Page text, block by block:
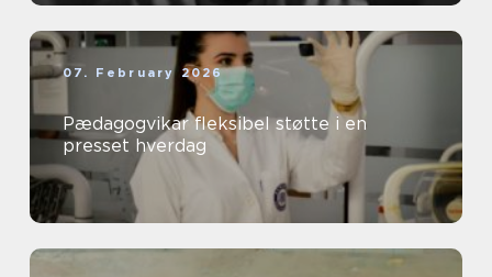
07. February 2026
Pædagogvikar fleksibel støtte i en
presset hverdag